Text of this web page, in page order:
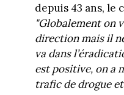
depuis 43 ans, le
"Globalement on
direction mais il
va dans
est positive, on a
trafic de drogue